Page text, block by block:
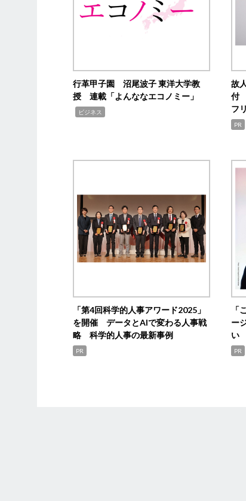
行革甲子園 沼尾波子 東洋大学教
授 連載「よんななエコノミー」
ビジネス
故
付
フ
PR
「第4回科学的人事アワード2025」
を開催 データとAIで変わる人事戦
略 科学的人事の最新事例
PR
「
ー
い
PR